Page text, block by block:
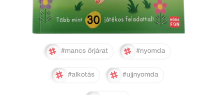
#mancs őrjárat #nyomda
#alkotás #ujjnyomda